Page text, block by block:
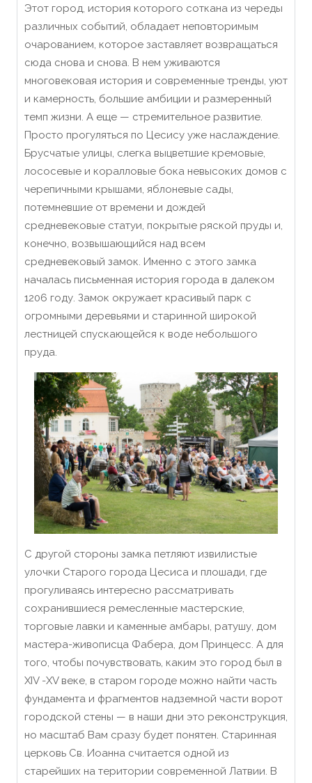
Этот город, история которого соткана из череды
различных событий, обладает неповторимым
очарованием, которое заставляет возвращаться
сюда снова и снова. В нем уживаются
многовековая история и современные тренды, уют
и камерность, большие амбиции и размеренный
темп жизни. А еще — стремительное развитие.
Просто прогуляться по Цесису уже наслаждение.
Брусчатые улицы, слегка выцветшие кремовые,
лососевые и коралловые бока невысоких домов с
черепичными крышами, яблоневые сады,
потемневшие от времени и дождей
средневековые статуи, покрытые ряской пруды и,
конечно, возвышающийся над всем
средневековый замок. Именно с этого замка
началась письменная история города в далеком
1206 году. Замок окружает красивый парк с
огромными деревьями и старинной широкой
лестницей спускающейся к воде небольшого
пруда.
С другой стороны замка петляют извилистые
улочки Старого города Цесиса и плошади, где
прогуливаясь интересно рассматривать
сохранившиеся ремесленные мастерские,
торговые лавки и каменные амбары, ратушу, дом
мастера-живописца Фабера, дом Принцесс. А для
того, чтобы почувствовать, каким это город был в
XIV -XV веке, в старом городе можно найти часть
фундамента и фрагментов надземной части ворот
городской стены — в наши дни это реконструкция,
но масштаб Вам сразу будет понятен. Старинная
церковь Св. Иоанна считается одной из
старейших на територии современной Латвии. В